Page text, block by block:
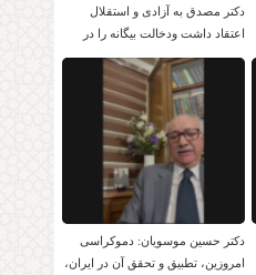
دکتر مصدق به آزادی و استقلال
اعتقاد داشت ودخالت بیگانه را در
امور داخلی بر نمی تابید.
دکتر حسین موسویان: دموکراسی
امروزین، تطبیق و تحقق آن در ایران،